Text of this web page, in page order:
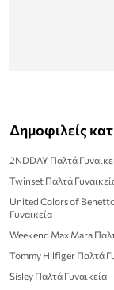
Δημοφιλείς
2NDDAY Παλτά
Twinset Παλτά
United Colors of
Γυναικεία
Weekend Max Mara
Tommy Hilfiger Παλτά
Sisley Παλτά Γυναικεία